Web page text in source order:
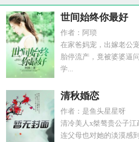
世间始终你最好
作者：阿琐
在家爸妈宠，出嫁老公
胎停流产，竟被婆婆逼
学...
清秋婚恋
作者：是鱼头星星呀
清冷美人x桀骜贵公子
连父母也对她的淡漠感